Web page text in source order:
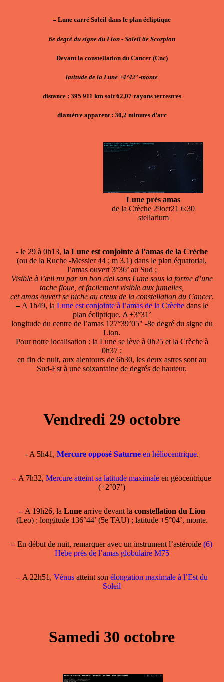
= Lune carré Soleil dans le plan écliptique
6e degré du signe du Lion - Soleil 6e Scorpion
Devant la constellation du Cancer (Cnc)
latitude de la Lune +4°42’ -monte
distance : 395 911 km soit 62,07 rayons terrestres
diamètre apparent : 30,2 minutes d’arc
Lune près amas
de la Crèche 29oct21 6:30
stellarium
- le 29 à 0h13, la Lune est conjointe à l’amas de la Crèche
(ou de la Ruche -Messier 44 ; m 3.1) dans le plan équatorial,
l’amas ouvert 3°36’ au Sud ;
Visible à l’œil nu par un bon ciel sans Lune sous la forme d’une
tache floue, et facilement visible aux jumelles,
cet amas ouvert se niche au creux de la constellation du Cancer.
–A 1h49, la Lune est conjointe à l’amas de la Crèchedans le
plan écliptique, Δ +3°31’
longitude du centre de l’amas 127°39’05" -8e degré du signe du
Lion.
Pour notre localisation : la Lune se lève à 0h25 et la Crèche à
0h37 ;
en fin de nuit, aux alentours de 6h30, les deux astres sont au
Sud-Est à une soixantaine de degrés de hauteur.
Vendredi 29 octobre
- A 5h41, Mercure opposé Saturneen héliocentrique.
–A 7h32, Mercure atteint sa latitude maximale en géocentrique
(+2°07’)
–A 19h26, la Lunearrive devant la constellation du Lion
(Leo) ; longitude 136°44’ (5e TAU) ; latitude +5°04’, monte.
–En début de nuit, remarquer avec un instrument l’astéroïde (6)
Hebe près de l’amas globulaire M75
–A 22h51, Vénusatteint son élongation maximale à l’Est du
Soleil
Samedi 30 octobre